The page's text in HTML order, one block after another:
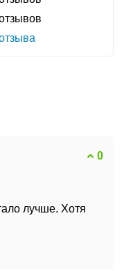
0
лучше. Хотя